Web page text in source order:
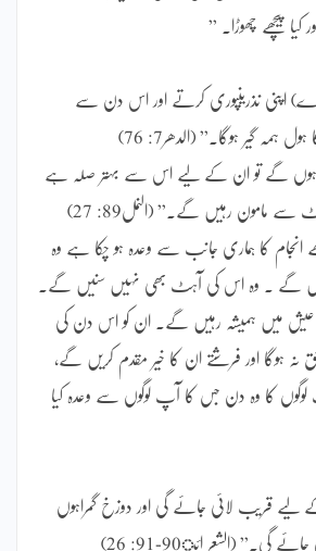
پیچھے چھوڑا۔ ”
اپنی نذریںپوری کرتے اور اس دن سے
گیر ہوگا۔” (الدھر7: 76)
ہوں گے تو ان کے لیے اس سے بہتر صلہ ہے
سے مامون رہیں گے۔” (النمل89: 27)
انجام کا ہماری جانب سے وعدہ ہو چکا ہے وہ
گے ۔ وہ اس کی آہٹ بھی نہیں سنیں گے۔
عیش میں ہمیشہ رہیں گے۔ ان کو اس دن کی
نہ ہوگا اور فرشتے ان کا خیر مقدم کریں گے،
کا وہ دن جس کا آپ لوگوں سے وعدہ کیا
لیے قریب لائی جائے گی اور دوزخ گمراہوں
(الشعر ائ90-91: 26)